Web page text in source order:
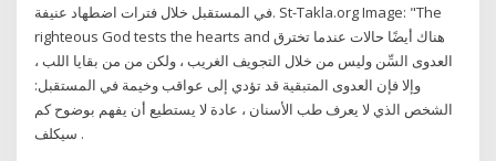
في المستقبل خلال فترات اضطهاد عنيفة. St-Takla.org Image: "The
righteous God tests the hearts and هناك أيضًا حالات عندما تخترق
العدوى السِّن وليس من خلال التجويف الغريب ، ولكن من من بقايا اللب ،
وإلا فإن العدوى المتبقية قد تؤدي إلى عواقب وخيمة في المستقبل:
الشخص الذي لا يعرف طب الأسنان ، عادة لا يستطيع أن يفهم بوضوح كم
سيكلف .